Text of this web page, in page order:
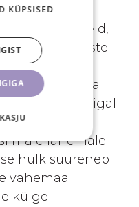
cm. Mõnevõrra
erinevad aga igal
paigutada
lähemale
hulk suureneb
vahemaa
külge
KÜPSISED